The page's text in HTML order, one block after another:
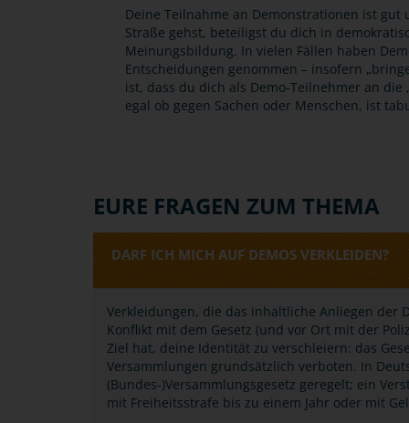
Deine Teilnahme an Demonstrationen ist
Straße gehst, beteiligst du dich in
Meinungsbildung. In vielen Fällen haben
Entscheidungen genommen – insofern
ist, dass du dich als Demo-Teilnehmer an die
egal ob gegen Sachen oder Menschen, ist
EURE FRAGEN ZUM THEMA
DARF ICH MICH AUF DEMOS VERKLEIDEN?
Verkleidungen, die das inhaltliche Anliegen der
Konflikt mit dem Gesetz (und vor Ort mit der
Ziel hat, deine Identität zu verschleiern: das
Versammlungen grundsätzlich verboten. In
(Bundes-)Versammlungsgesetz geregelt; ein
mit Freiheitsstrafe bis zu einem Jahr oder mit